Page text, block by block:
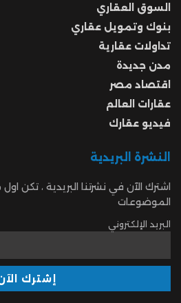
السوق العقاري
بنوك وتمويل عقاري
تداولات عقارية
مدن جديدة
اقتصاد مصر
عقارات العالم
فيديو عقارك
النشرة البريدية
اشترك الآن في نشرتنا البريدية ، تكن
الموضوعات
البريد الإلكتروني